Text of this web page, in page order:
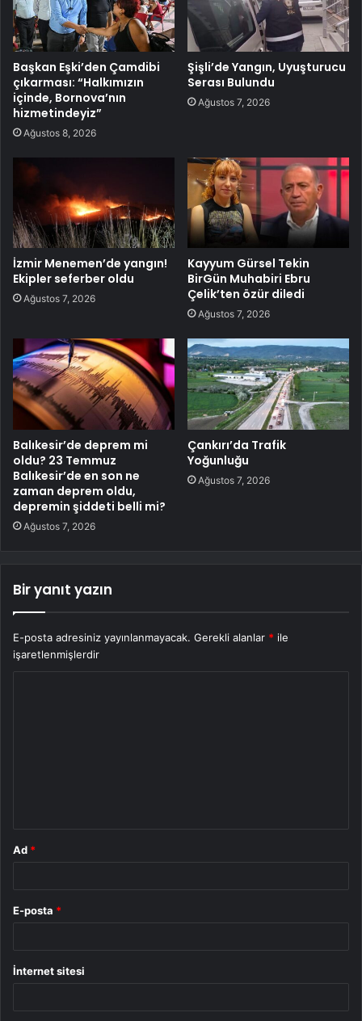
Başkan Eşki’den Çamdibi
çıkarması: “Halkımızın
içinde, Bornova’nın
hizmetindeyiz”
Ağustos 8, 2026
Şişli’de Yangın, Uyuşturucu
Serası Bulundu
Ağustos 7, 2026
İzmir Menemen’de yangın!
Ekipler seferber oldu
Ağustos 7, 2026
Kayyum Gürsel Tekin
BirGün Muhabiri Ebru
Çelik’ten özür diledi
Ağustos 7, 2026
Balıkesir’de deprem mi
oldu? 23 Temmuz
Balıkesir’de en son ne
zaman deprem oldu,
depremin şiddeti belli mi?
Ağustos 7, 2026
Çankırı’da Trafik
Yoğunluğu
Ağustos 7, 2026
Bir yanıt yazın
E-posta adresiniz yayınlanmayacak. Gerekli alanlar * ile
işaretlenmişlerdir
Ad *
E-posta *
İnternet sitesi